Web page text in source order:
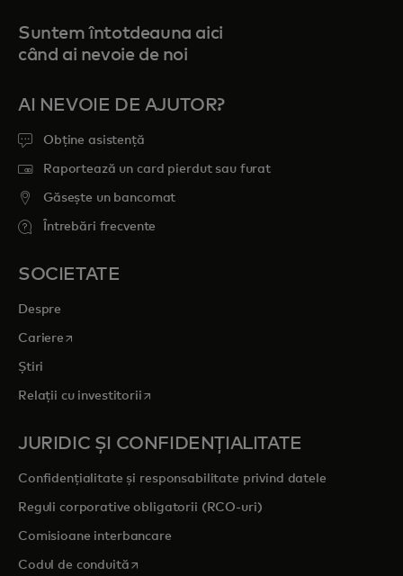
Suntem întotdeauna aici
când ai nevoie de noi
AI NEVOIE DE AJUTOR?
Obține asistență
Raportează un card pierdut sau furat
Găsește un bancomat
Întrebări frecvente
SOCIETATE
Despre
Cariere opens in a new tab
Știri
Relații cu investitoriiopens in a new tab
JURIDIC ȘI CONFIDENȚIALITATE
Confidențialitate și responsabilitate privind datele
Reguli corporative obligatorii (RCO-uri)
Comisioane interbancare
Codul de conduităopens in a new tab